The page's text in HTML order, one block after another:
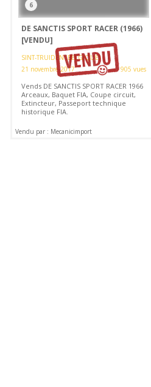
6
DE SANCTIS SPORT RACER (1966)
[VENDU]
SINT-TRUIDEN (BELGIQUE)
21 novembre 2017
905 vues
Vends DE SANCTIS SPORT RACER 1966
Arceaux, Baquet FIA, Coupe circuit,
Extincteur, Passeport technique
historique FIA.
Vendu par : Mecanicimport